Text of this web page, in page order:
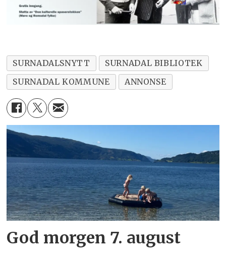
SURNADALSNYTT
SURNADAL BIBLIOTEK
SURNADAL KOMMUNE
ANNONSE
God morgen 7. august